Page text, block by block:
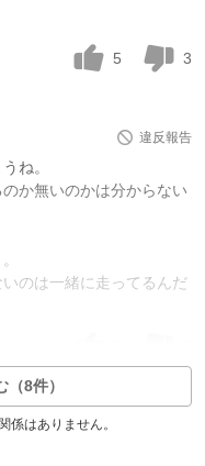
5 3
違反報告
ね。
か無いのかは分からない
のは一緒に走ってるんだ
8件）
係はありません。